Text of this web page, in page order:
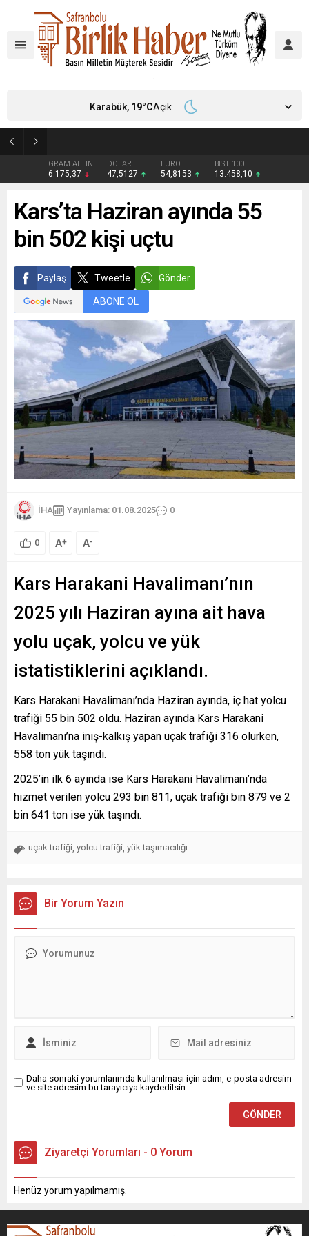
GRAM ALTIN
6.175,37
DOLAR
47,5127
EURO
54,8153
BIST 100
13.458,10
Karabük, 19°CAçık
Kars’ta Haziran ayında 55
bin 502 kişi uçtu
Paylaş Tweetle Gönder
ABONE OL
İHA Yayınlama: 01.08.2025 0
0 A+ A-
Kars Harakani Havalimanı’nın
2025 yılı Haziran ayına ait hava
yolu uçak, yolcu ve yük
istatistiklerini açıklandı.
Kars Harakani Havalimanı’nda Haziran ayında, iç hat yolcu
trafiği 55 bin 502 oldu. Haziran ayında Kars Harakani
Havalimanı’na iniş-kalkış yapan uçak trafiği 316 olurken,
558 ton yük taşındı.
2025’in ilk 6 ayında ise Kars Harakani Havalimanı’nda
hizmet verilen yolcu 293 bin 811, uçak trafiği bin 879 ve 2
bin 641 ton ise yük taşındı.
uçak trafiği yolcu trafiği yük taşımacılığı
Bir Yorum Yazın
Daha sonraki yorumlarımda kullanılması için adım, e-posta adresim
ve site adresim bu tarayıcıya kaydedilsin.
Ziyaretçi Yorumları - 0 Yorum
Henüz yorum yapılmamış.